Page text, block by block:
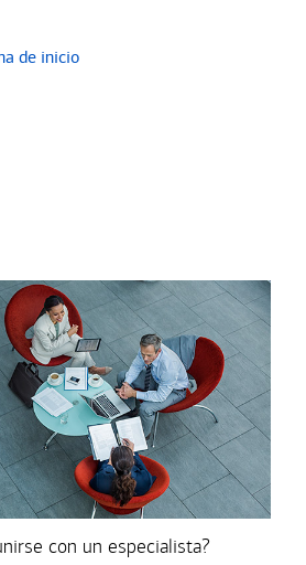
de inicio
con un especialista?